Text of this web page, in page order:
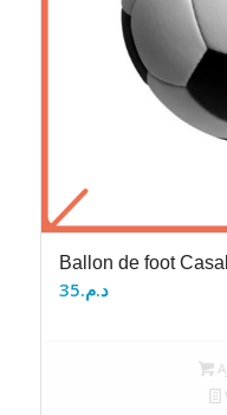
Ballon de foot
د.م.35